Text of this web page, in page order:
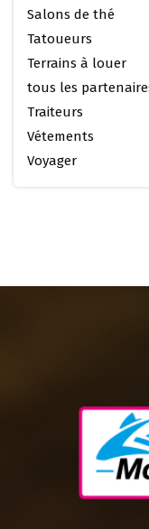
Salons de thé
Tatoueurs
Terrains à louer
tous les
Traiteurs
Vétements
Voyager